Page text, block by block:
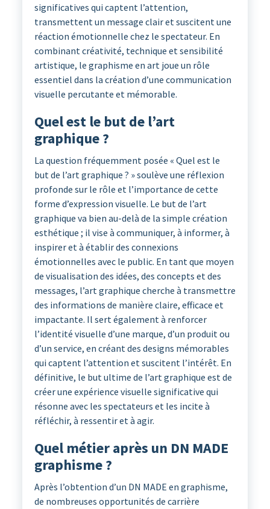
significatives qui captent l’attention,
transmettent un message clair et suscitent une
réaction émotionnelle chez le spectateur. En
combinant créativité, technique et sensibilité
artistique, le graphisme en art joue un rôle
essentiel dans la création d’une communication
visuelle percutante et mémorable.
Quel est le but de l’art
graphique ?
La question fréquemment posée « Quel est le
but de l’art graphique ? » soulève une réflexion
profonde sur le rôle et l’importance de cette
forme d’expression visuelle. Le but de l’art
graphique va bien au-delà de la simple création
esthétique ; il vise à communiquer, à informer, à
inspirer et à établir des connexions
émotionnelles avec le public. En tant que moyen
de visualisation des idées, des concepts et des
messages, l’art graphique cherche à transmettre
des informations de manière claire, efficace et
impactante. Il sert également à renforcer
l’identité visuelle d’une marque, d’un produit ou
d’un service, en créant des designs mémorables
qui captent l’attention et suscitent l’intérêt. En
définitive, le but ultime de l’art graphique est de
créer une expérience visuelle significative qui
résonne avec les spectateurs et les incite à
réfléchir, à ressentir et à agir.
Quel métier après un DN MADE
graphisme ?
Après l’obtention d’un DN MADE en graphisme,
de nombreuses opportunités de carrière